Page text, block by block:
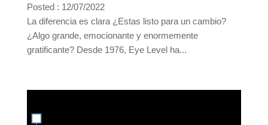
Posted : 12/07/2022
La diferencia es clara ¿Estas listo para un cambio?
¿Algo grande, emocionante y enormemente
gratificante? Desde 1976, Eye Level ha...